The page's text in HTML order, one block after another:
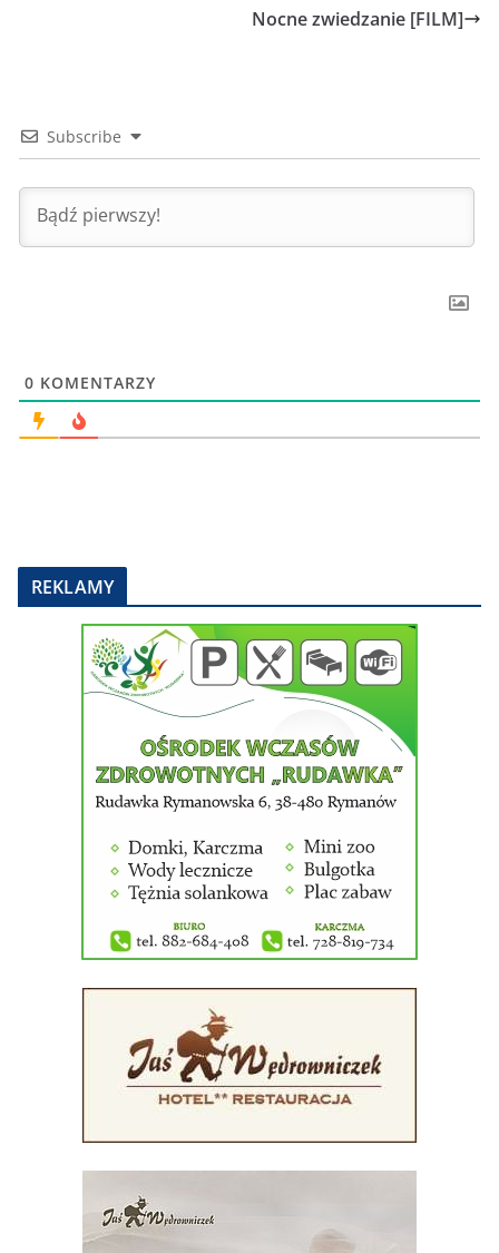
Nocne zwiedzanie [FILM]
Subscribe
0 KOMENTARZY
REKLAMY